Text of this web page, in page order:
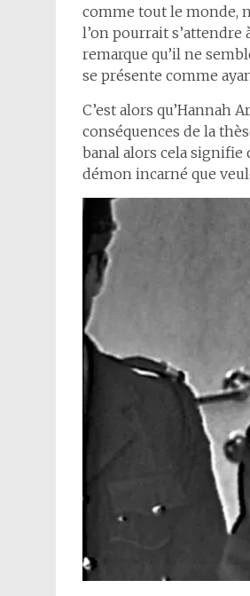
comme tout le monde,
l’on pourrait
remarque qu’il ne
se présente comme
C’est alors qu’Hannah
conséquences de la
banal alors cela signifie
démon incarné que